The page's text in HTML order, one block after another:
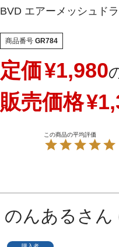
BVD エアーメッシュド
商品番号 GR784
定価¥1,980
販売価格¥
のんある